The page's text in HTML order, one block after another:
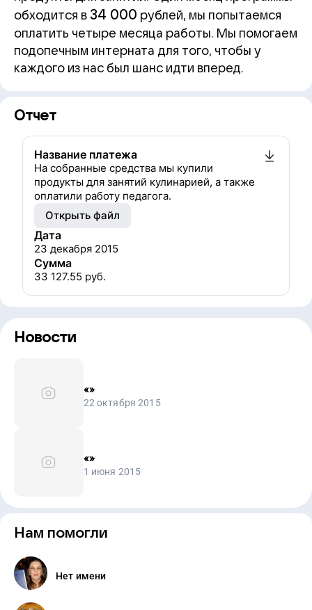
обходится в 34 000 рублей, мы попытаемся
оплатить четыре месяца работы. Мы помогаем
подопечным интерната для того, чтобы у
каждого из нас был шанс идти вперед.
Отчет
Название платежа
На собранные средства мы купили
продукты для занятий кулинарией, а также
оплатили работу педагога.
Открыть файл
Дата
23 декабря 2015
Сумма
33 127.55 руб.
Новости
«»
22 октября 2015
«»
1 июня 2015
Нам помогли
Нет имени